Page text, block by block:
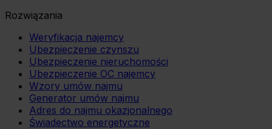
Rozwiązania
Weryfikacja najemcy
Ubezpieczenie czynszu
Ubezpieczenie nieruchomości
Ubezpieczenie OC najemcy
Wzory umów najmu
Generator umów najmu
Adres do najmu okazjonalnego
Świadectwo energetyczne